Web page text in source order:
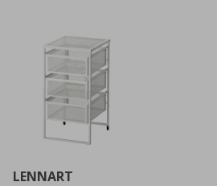
LENNART